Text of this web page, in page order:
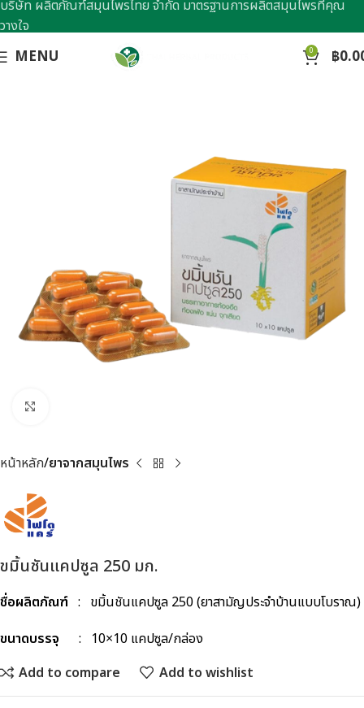
MENU 0 ฿
หน้าหลัก ยาจากสมุนไพร
ขมิ้นชันแคปซูล 250 มก.
ชื่อผลิตภัณฑ์ : ขมิ้นชันแคปซูล 250 (ยาสามัญประจำบ้านแบบโบราณ)
ขนาดบรรจุ
: 10×10 แคปซูล/กล่อง
Add to compare
Add to wishlist
บริษัท ผลิตภัณฑ์สมุนไพรไทย จำกัด มาตรฐานการผลิตสมุนไพรที่คุณ
วางใจ